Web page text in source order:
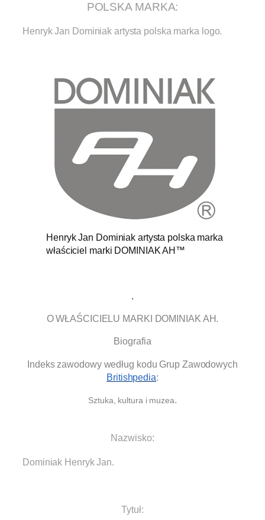
POLSKA MARKA:
Henryk Jan Dominiak artysta polska marka logo.
Henryk Jan Dominiak artysta polska marka
właściciel marki DOMINIAK AH™
.
O WŁAŚCICIELU MARKI DOMINIAK AH.
Biografia
Indeks zawodowy według kodu Grup Zawodowych
Britishpedia:
Sztuka, kultura i muzea.
Nazwisko:
Dominiak Henryk Jan.
Tytuł: